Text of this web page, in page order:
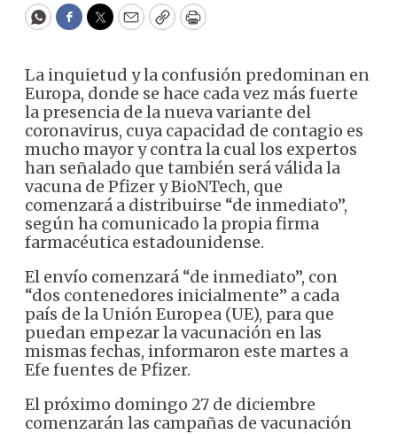
WhatsApp
Facebook
Twitter
EmailCopyPrint
La inquietud y la confusión predominan en
Europa, donde se hace cada vez más fuerte
la presencia de la nueva variante del
coronavirus, cuya capacidad de contagio es
mucho mayor y contra la cual los expertos
han señalado que también será válida la
vacuna de Pfizer y BioNTech, que
comenzará a distribuirse “de inmediato”,
según ha comunicado la propia firma
farmacéutica estadounidense.
El envío comenzará “de inmediato”, con
“dos contenedores inicialmente” a cada
país de la Unión Europea (UE), para que
puedan empezar la vacunación en las
mismas fechas, informaron este martes a
Efe fuentes de Pfizer.
El próximo domingo 27 de diciembre
comenzarán las campañas de vacunación